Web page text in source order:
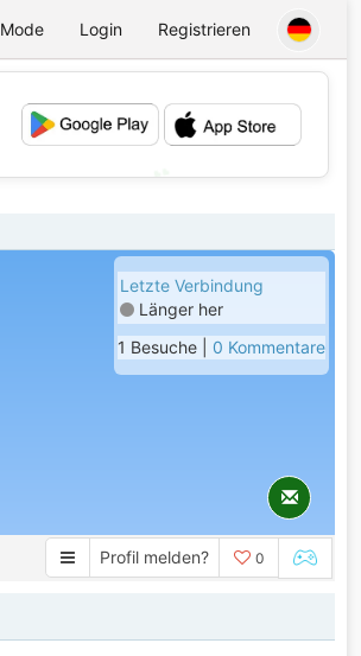
Mode Login Registrieren
Letzte Verbindung
Länger her
1 Besuche | 0 Kommentare
Profil melden? 0